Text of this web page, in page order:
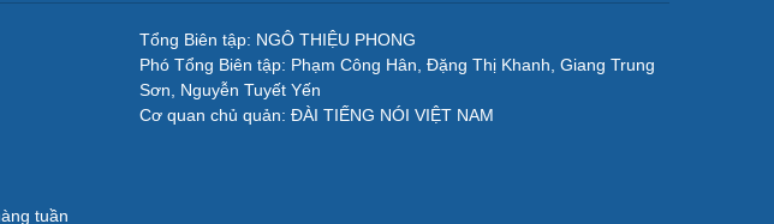
tuần
Tổng Biên tập: NGÔ THIỆU PHONG
Phó Tổng Biên tập: Phạm Công Hân, Đặng Thị Khanh, Giang Trung
Sơn, Nguyễn Tuyết Yến
Cơ quan chủ quản: ĐÀI TIẾNG NÓI VIỆT NAM